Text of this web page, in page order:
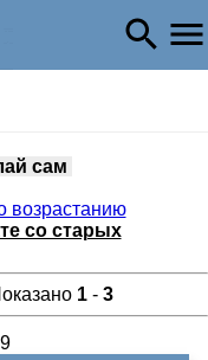
сам
возрастанию
со старых
1- 3